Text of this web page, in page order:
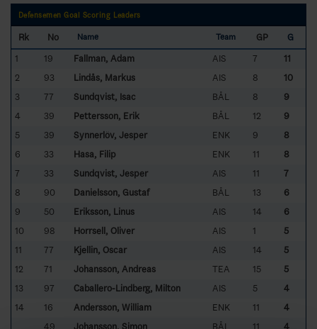
Defensemen Goal Scoring Leaders
Rk No Name Team GP
G
1
19 Fallman, Adam AIS 7
11
2
93 Lindås, Markus AIS 8
10
3
77 Sundqvist, Isac BÅL 8
9
4
39 Pettersson, Erik BÅL 12
9
5
39 Synnerlöv, Jesper ENK 9
8
6
33 Hasa, Filip ENK 11
8
7
33 Sundqvist, Jesper AIS 11
7
8
90 Danielsson, Gustaf BÅL 13
6
9
50 Eriksson, Linus AIS 14
6
10
98 Horrsell, Oliver AIS 1
5
11
77 Kjellin, Oscar AIS 14
5
12
71 Johansson, Andreas TEA 15
5
13
97 Caballero-Lindberg, Milton AIS 5
4
14
16 Andersson, William ENK 11
4
49
Johansson, Simon BÅL 11 4